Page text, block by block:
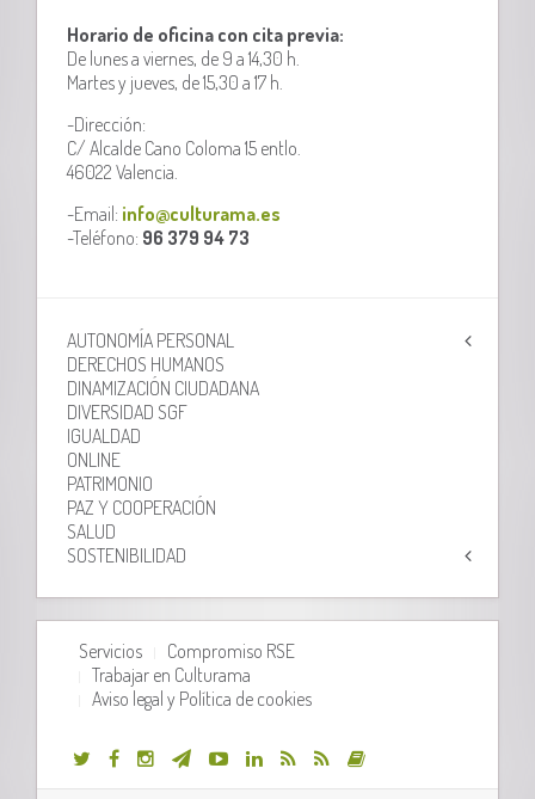
Horario de oficina con cita previa:
De lunes a viernes, de 9 a 14,30 h.
Martes y jueves, de 15,30 a 17 h.
-Dirección:
C/ Alcalde Cano Coloma 15 entlo.
46022 Valencia.
-Email: info@culturama.es
-Teléfono: 96 379 94 73
AUTONOMÍA PERSONAL
DERECHOS HUMANOS
DINAMIZACIÓN CIUDADANA
DIVERSIDAD SGF
IGUALDAD
ONLINE
PATRIMONIO
PAZ Y COOPERACIÓN
SALUD
SOSTENIBILIDAD
Servicios
Compromiso RSE
Trabajar en Culturama
Aviso legal y Política de cookies